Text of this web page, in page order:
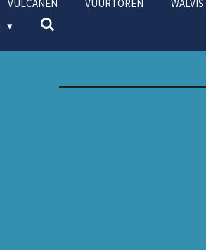
VULCANEN VUURTOREN WALVIS